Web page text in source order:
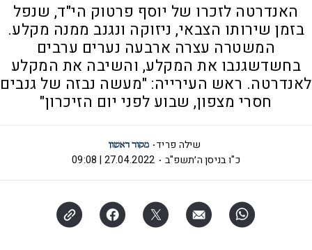
האנדרטה לזכרו של יוסף פרטוק הי"ד, שנפל
בזמן שירותו הצבאי, ניזוקה ונגנב ממנה מקלע.
המשטרה עצרה ארבעה נערים ערבים
בחשדשגנבו את המקלע, והשיבה את המקלע
לאנדרטה. ראש העירייה: "מעשה נבזה של גנבים
חסרי מצפון, שבוע לפני יום הזיכרון"
שילה פריד
כ"ו בניסן ה׳תשפ"ב
27.04.2022 | 09:08